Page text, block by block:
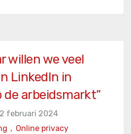
willen we veel
LinkedIn in
de arbeidsmarkt”
2 februari 2024
Online privacy
,